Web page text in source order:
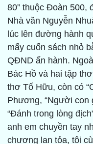
80” thuộc Đoàn 500,
Nhà văn Nguyễn
lúc lên đường hành
mấy cuốn sách nhỏ
QĐND ấn hành.
Bác Hồ và hai tập thơ
thơ Tố Hữu, còn có
Phương, “Người con
“Đánh trong lòng
anh em chuyền tay
chương lan tỏa, tôi